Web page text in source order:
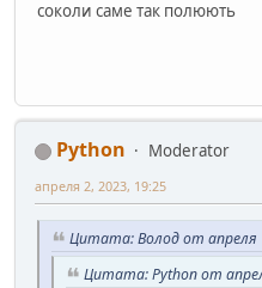
соколи саме так полюють
Python
Moderator
апреля 2, 2023, 19:25
Цитата: Волод от апреля
Цитата: Python от